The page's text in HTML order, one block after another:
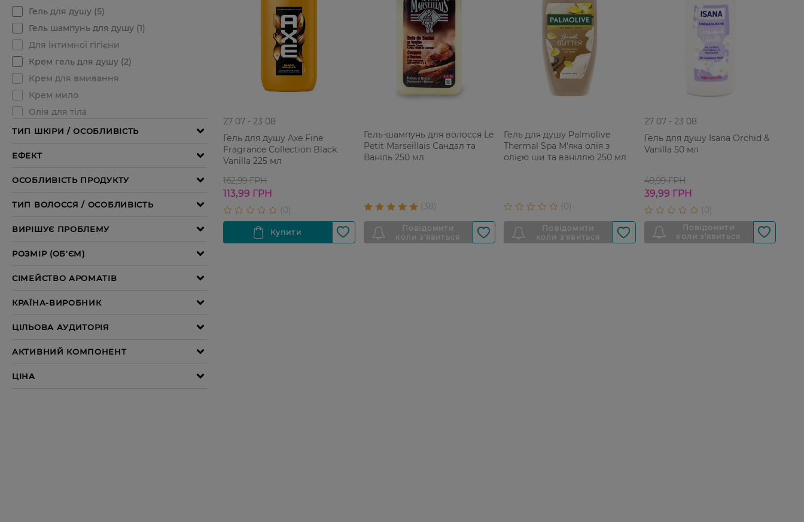
27 07 - 23 08
Гель для душу Axe Fine
Fragrance Collection Black
Vanilla 225 мл
162,99 ГРН
113,99 ГРН
Гель-шампунь для волосся Le
Petit Marseillais Сандал та
Ваніль 250 мл
Гель для душу Palmolive
Thermal Spa М'яка олія з
олією ши та ваніллю 250 мл
27 07 - 23 08
Гель для душу Isana Orchid &
Vanilla 50 мл
49,99 ГРН
39,99 ГРН